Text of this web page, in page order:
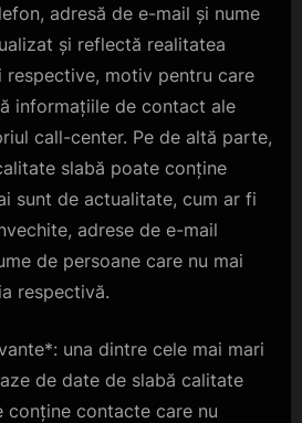
adresă de e-mail și nume
și reflectă realitatea
respective, motiv pentru care
informațiile de contact ale
call-center. Pe de altă parte,
slabă poate conține
sunt de actualitate, cum ar fi
adrese de e-mail
de persoane care nu mai
respectivă.
una dintre cele mai mari
de date de slabă calitate
contacte care nu